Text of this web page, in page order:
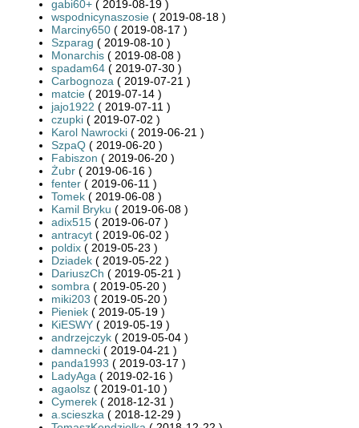
gabi60+ ( 2019-08-19 )
wspodnicynaszosie ( 2019-08-18 )
Marciny650 ( 2019-08-17 )
Szparag ( 2019-08-10 )
Monarchis ( 2019-08-08 )
spadam64 ( 2019-07-30 )
Carbognoza ( 2019-07-21 )
matcie ( 2019-07-14 )
jajo1922 ( 2019-07-11 )
czupki ( 2019-07-02 )
Karol Nawrocki ( 2019-06-21 )
SzpaQ ( 2019-06-20 )
Fabiszon ( 2019-06-20 )
Żubr ( 2019-06-16 )
fenter ( 2019-06-11 )
Tomek ( 2019-06-08 )
Kamil Bryku ( 2019-06-08 )
adix515 ( 2019-06-07 )
antracyt ( 2019-06-02 )
poldix ( 2019-05-23 )
Dziadek ( 2019-05-22 )
DariuszCh ( 2019-05-21 )
sombra ( 2019-05-20 )
miki203 ( 2019-05-20 )
Pieniek ( 2019-05-19 )
KiESWY ( 2019-05-19 )
andrzejczyk ( 2019-05-04 )
damnecki ( 2019-04-21 )
panda1993 ( 2019-03-17 )
LadyAga ( 2019-02-16 )
agaolsz ( 2019-01-10 )
Cymerek ( 2018-12-31 )
a.scieszka ( 2018-12-29 )